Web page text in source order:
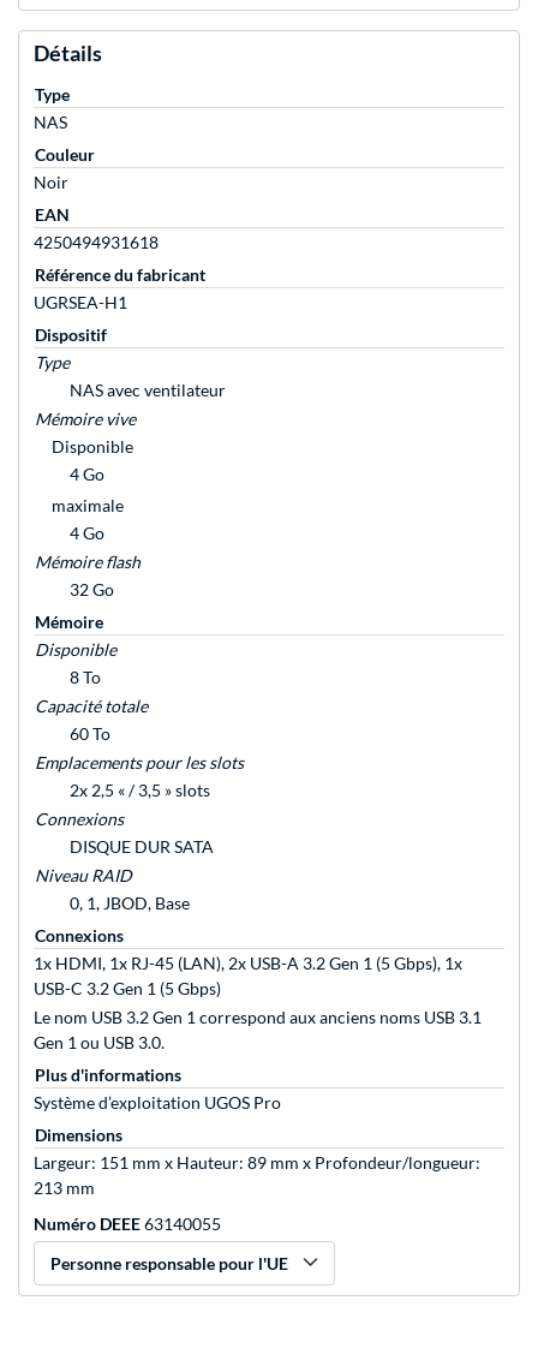
Détails
Type
NAS
Couleur
Noir
EAN
4250494931618
Référence du fabricant
UGRSEA-H1
Dispositif
Type
NAS avec ventilateur
Mémoire vive
Disponible
4 Go
maximale
4 Go
Mémoire flash
32 Go
Mémoire
Disponible
8 To
Capacité totale
60 To
Emplacements pour les slots
2x 2,5 « / 3,5 » slots
Connexions
DISQUE DUR SATA
Niveau RAID
0, 1, JBOD, Base
Connexions
1x HDMI, 1x RJ-45 (LAN), 2x USB-A 3.2 Gen 1 (5 Gbps), 1x
USB-C 3.2 Gen 1 (5 Gbps)
Le nom USB 3.2 Gen 1 correspond aux anciens noms USB 3.1
Gen 1 ou USB 3.0.
Plus d'informations
Système d’exploitation UGOS Pro
Dimensions
Largeur: 151 mm x Hauteur: 89 mm x Profondeur/longueur:
213 mm
Numéro DEEE63140055
Personne responsable pour l'UE